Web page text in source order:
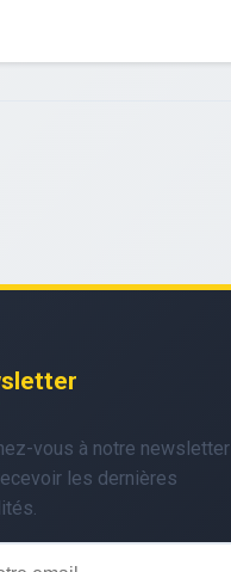
vous à notre newsletter
les dernières